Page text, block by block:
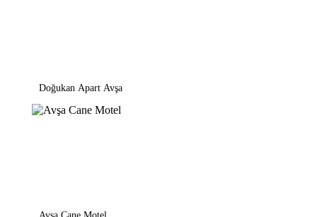
Doğukan Apart Avşa